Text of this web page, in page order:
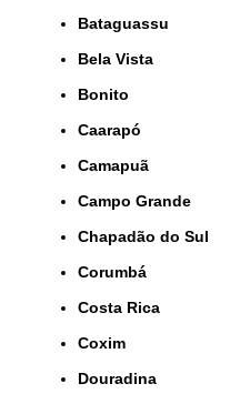
Bataguassu
Bela Vista
Bonito
Caarapó
Camapuã
Campo Grande
Chapadão do Sul
Corumbá
Costa Rica
Coxim
Douradina